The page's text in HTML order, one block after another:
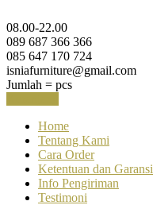
08.00-22.00
089 687 366 366
085 647 170 724
isniafurniture@gmail.com
Jumlah = pcs
Home
Tentang Kami
Cara Order
Ketentuan dan Garansi
Info Pengiriman
Testimoni